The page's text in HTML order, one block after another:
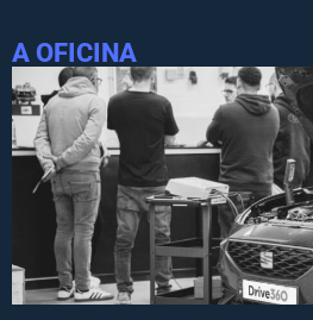
A OFICINA